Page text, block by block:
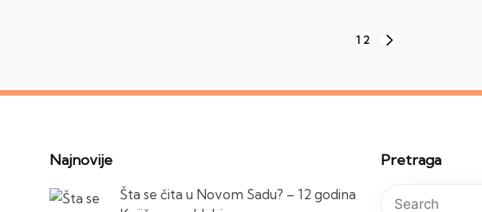
1 2
Najnovije
Šta se čita u Novom Sadu? – 12 godina
Pretraga